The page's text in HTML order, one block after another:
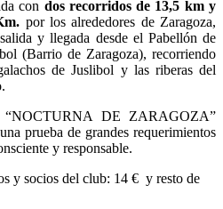
con dos recorridos de 13,5 km y
por los alrededores de Zaragoza,
y llegada desde el Pabellón de
(Barrio de Zaragoza), recorriendo
de Juslibol y las riberas del
“NOCTURNA DE ZARAGOZA”
prueba de grandes requerimientos
y responsable.
y socios del club: 14 € y resto de